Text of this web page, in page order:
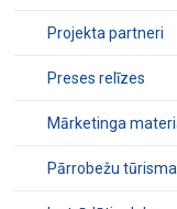
Projekta partneri
Preses relīzes
Mārketinga
Pārrobežu